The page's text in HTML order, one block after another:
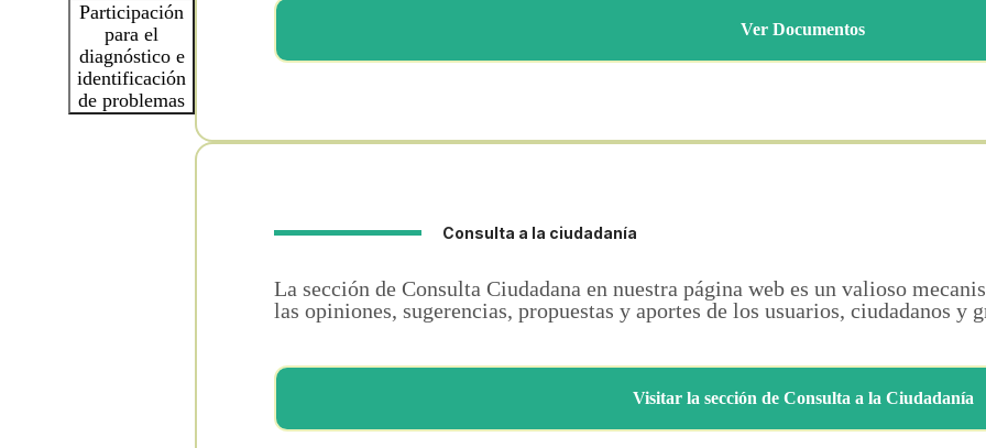
Participación
para el
diagnóstico e
identificación
de problemas
Ver Documentos
Consulta a la ciudadanía
La sección de Consulta Ciudadana en nuestra página web es un valioso
las opiniones, sugerencias, propuestas y aportes de los usuarios, ciudadanos y
Visitar la sección de Consulta a la Ciudadanía